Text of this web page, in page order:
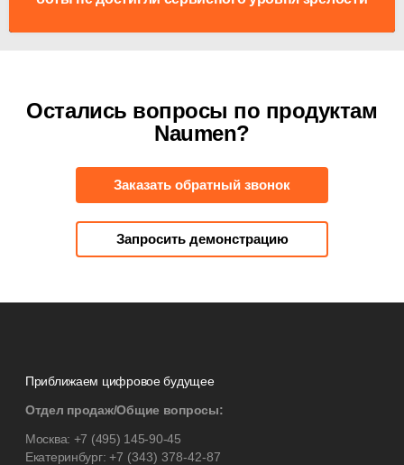
Остались вопросы по продуктам
Naumen?
Заказать обратный звонок
Запросить демонстрацию
Приближаем цифровое будущее
Отдел продаж/Общие вопросы:
Москва: +7 (495) 145-90-45
Екатеринбург:+7 (343) 378-42-87